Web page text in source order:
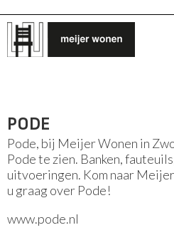
PODE
Pode, bij Meijer Wonen in
Pode te zien. Banken,
uitvoeringen. Kom naar
u graag over Pode!
www.pode.nl